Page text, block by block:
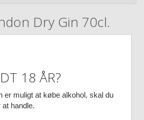
Dry Gin 70cl.
18 ÅR?
er muligt at købe alkohol, skal du
handle.